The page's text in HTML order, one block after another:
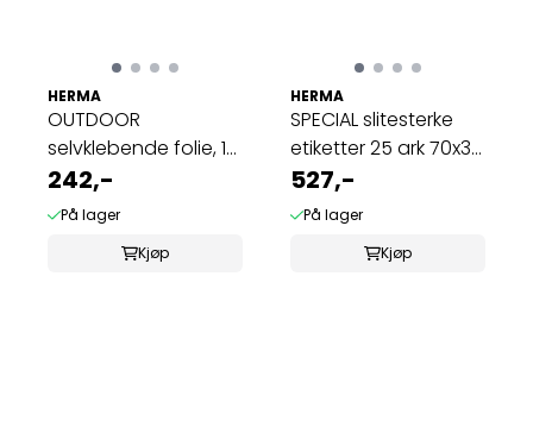
HERMA
OUTDOOR
selvklebende folie, 10
ark 99.1x42.3 hvit ...
242,-
På lager
Kjøp
HERMA
SPECIAL slitesterke
etiketter 25 ark 70x37
(600 ...
527,-
På lager
Kjøp